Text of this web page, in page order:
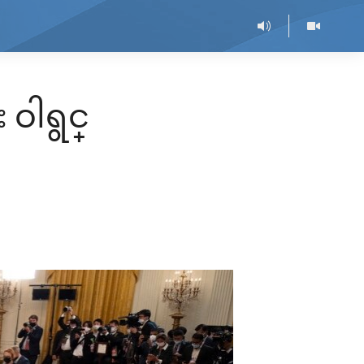
ဝါရွင္